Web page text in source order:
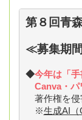
第８回青
≪募集期
◆今年は「手
Canva・パ
著作権を侵
※生成AI（